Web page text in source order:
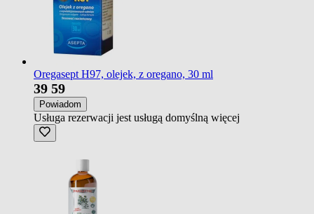
Oregasept H97, olejek, z oregano, 30 ml
39 59
Powiadom
Usługa rezerwacji jest usługą domyślną więcej